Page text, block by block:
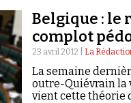
Belgique : le
complot
23 avril 2012 | La
La semaine
outre-Quiévrain la
vient cette théorie